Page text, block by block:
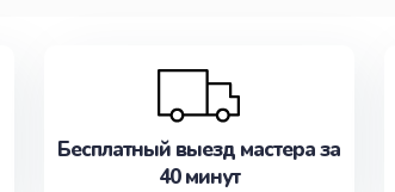
Бесплатный выезд мастера за
40 минут